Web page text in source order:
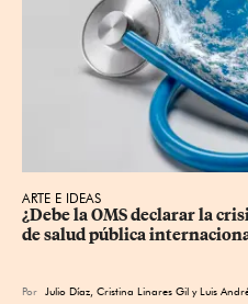
ARTE E IDEAS
¿Debe la OMS declarar la
de salud pública
Por Julio Díaz, Cristina Linares Gil y Luis